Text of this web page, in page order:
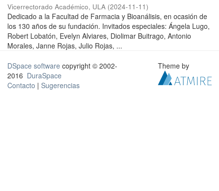
Vicerrectorado Académico, ULA (2024-11-11)
Dedicado a la Facultad de Farmacia y Bioanálisis, en ocasión de
los 130 años de su fundación. Invitados especiales: Ángela Lugo,
Robert Lobatón, Evelyn Alviares, Diolimar Buitrago, Antonio
Morales, Janne Rojas, Julio Rojas, ...
DSpace software copyright © 2002-
2016 DuraSpace
Contacto | Sugerencias
Theme by